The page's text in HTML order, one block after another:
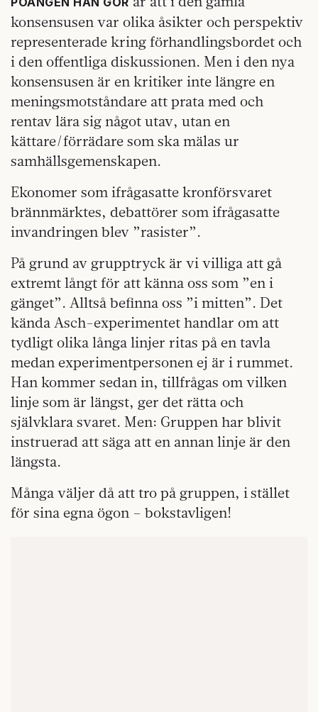
konsensusen var olika åsikter och perspektiv
representerade kring förhandlingsbordet och
i den offentliga diskussionen. Men i den nya
konsensusen är en kritiker inte längre en
meningsmotståndare att prata med och
rentav lära sig något utav, utan en
kättare/förrädare som ska mälas ur
samhällsgemenskapen.
Ekonomer som ifrågasatte kronförsvaret
brännmärktes, debattörer som ifrågasatte
invandringen blev ”rasister”.
På grund av grupptryck är vi villiga att gå
extremt långt för att känna oss som ”en i
gänget”. Alltså befinna oss ”i mitten”. Det
kända Asch-experimentet handlar om att
tydligt olika långa linjer ritas på en tavla
medan experimentpersonen ej är i rummet.
Han kommer sedan in, tillfrågas om vilken
linje som är längst, ger det rätta och
självklara svaret. Men: Gruppen har blivit
instruerad att säga att en annan linje är den
längsta.
Många väljer då att tro på gruppen, i stället
för sina egna ögon – bokstavligen!